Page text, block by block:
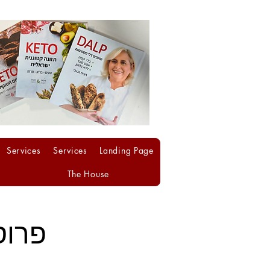
Landing Page
Services
Services
The House